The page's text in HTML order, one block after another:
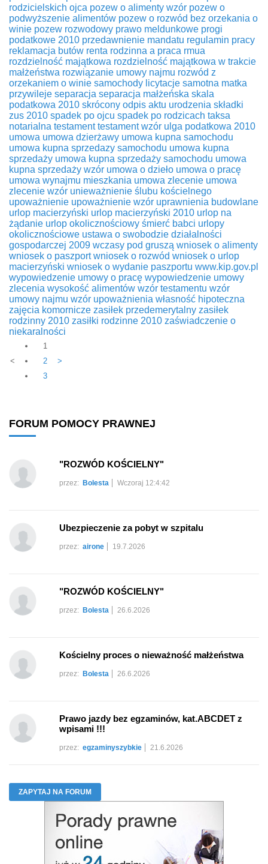
rodzicielskich ojca pozew o alimenty wzór pozew o
podwyższenie alimentów pozew o rozwód bez orzekania o
winie pozew rozwodowy prawo meldunkowe progi
podatkowe 2010 przedawnienie mandatu regulamin pracy
reklamacja butów renta rodzinna a praca rmua
rozdzielność majątkowa rozdzielność majątkowa w trakcie
małżeństwa rozwiązanie umowy najmu rozwód z
orzekaniem o winie samochody licytacje samotna matka
przywileje separacja separacja małżeńska skala
podatkowa 2010 skrócony odpis aktu urodzenia składki
zus 2010 spadek po ojcu spadek po rodzicach taksa
notarialna testament testament wzór ulga podatkowa 2010
umowa umowa dzierżawy umowa kupna samochodu
umowa kupna sprzedazy samochodu umowa kupna
sprzedaży umowa kupna sprzedaży samochodu umowa
kupna sprzedaży wzór umowa o dzieło umowa o pracę
umowa wynajmu mieszkania umowa zlecenie umowa
zlecenie wzór unieważnienie ślubu kościelnego
upoważnienie upoważnienie wzór uprawnienia budowlane
urlop macierzyński urlop macierzyński 2010 urlop na
żądanie urlop okolicznościowy śmierć babci urlopy
okolicznościowe ustawa o swobodzie działalności
gospodarczej 2009 wczasy pod gruszą wniosek o alimenty
wniosek o paszport wniosek o rozwód wniosek o urlop
macierzyński wniosek o wydanie paszportu www.kip.gov.pl
wypowiedzenie umowy o pracę wypowiedzenie umowy
zlecenia wysokość alimentów wzór testamentu wzór
umowy najmu wzór upoważnienia własność hipoteczna
zajęcia komornicze zasiłek przedemerytalny zasiłek
rodzinny 2010 zasiłki rodzinne 2010 zaświadczenie o
niekaralności
<
1
2
3
>
FORUM POMOCY PRAWNEJ
"ROZWÓD KOŚCIELNY"
przez: Bolesta Wczoraj 12:4:42
Ubezpieczenie za pobyt w szpitalu
przez: airone 19.7.2026
"ROZWÓD KOŚCIELNY"
przez: Bolesta 26.6.2026
Kościelny proces o nieważność małżeństwa
przez: Bolesta 26.6.2026
Prawo jazdy bez egzaminów, kat.ABCDET z
wpisami !!!
przez: egzaminyszybkie 21.6.2026
ZAPYTAJ NA FORUM